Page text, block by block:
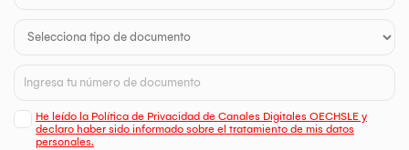
He leído la Política de Privacidad de Canales Digitales OECHSLE y
declaro haber sido informado sobre el tratamiento de mis datos
personales.